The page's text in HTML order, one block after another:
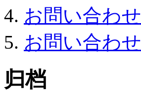
お問い合わせ
お問い合わせ
归档